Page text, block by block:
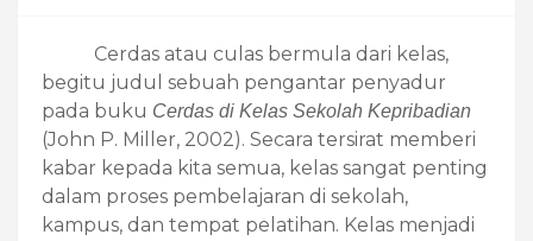
Cerdas atau culas bermula dari kelas,
begitu judul sebuah pengantar penyadur
pada buku Cerdas di Kelas Sekolah Kepribadian
(John P. Miller, 2002). Secara tersirat memberi
kabar kepada kita semua, kelas sangat penting
dalam proses pembelajaran di sekolah,
kampus, dan tempat pelatihan. Kelas menjadi